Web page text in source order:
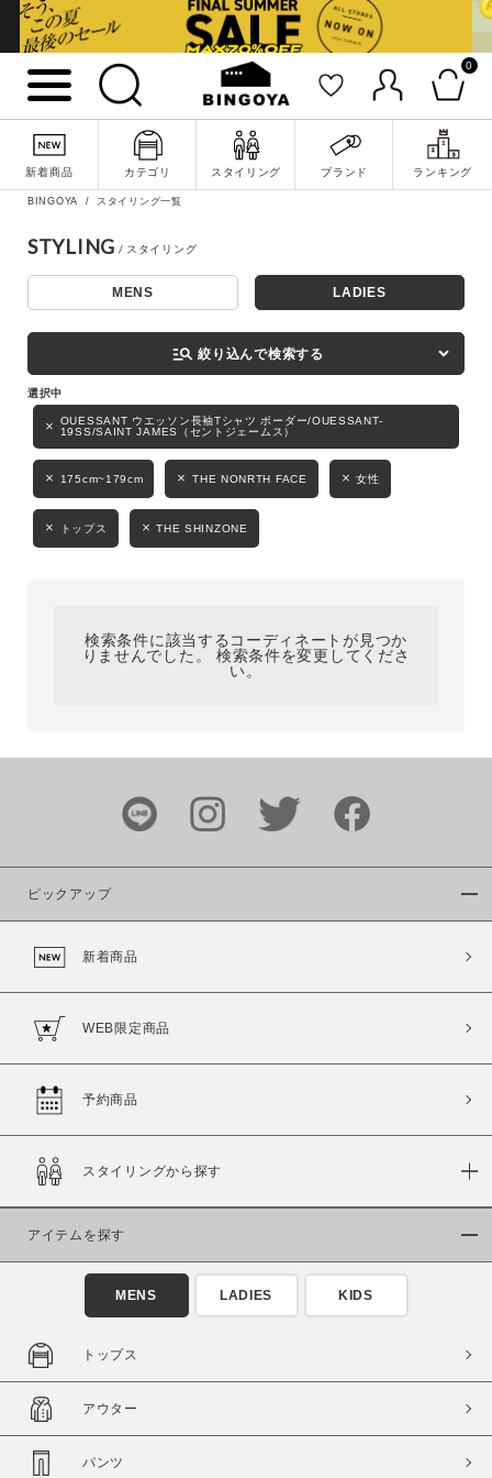
0
新着商品 カテゴリ スタイリング ブランド ランキング
詳細検索
キーワード
性別
カテゴリ
価格
商品タイプ
通常商品
在庫
在庫あり 在庫なし含む
BINGOYA スタイリング一覧
STYLING
MENS LADIES
manage_search 絞り込んで検索する
OUESSANT ウエッソン長袖Tシャツ ボーダー/OUESSANT-
19SS/SAINT JAMES（セントジェームス）
175cm~179cm THE NONRTH FACE 女性
トップス THE SHINZONE
検索条件に該当するコーディネートが見つか
りませんでした。 検索条件を変更してくださ
い。
ピックアップ
新着商品
WEB限定商品
予約商品
スタイリングから探す
アイテムを探す
MENS LADIES KIDS
トップス
アウター
パンツ